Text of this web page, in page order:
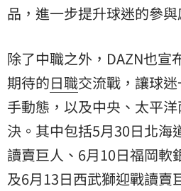
品，進一步提升球迷的參與
除了中職之外，DAZN也宣
期待的日職交流戰，讓球
手動態，以及中央、太平
決。其中包括5月30日北海
讀賣巨人、6月10日福岡軟
及6月13日西武獅迎戰讀賣